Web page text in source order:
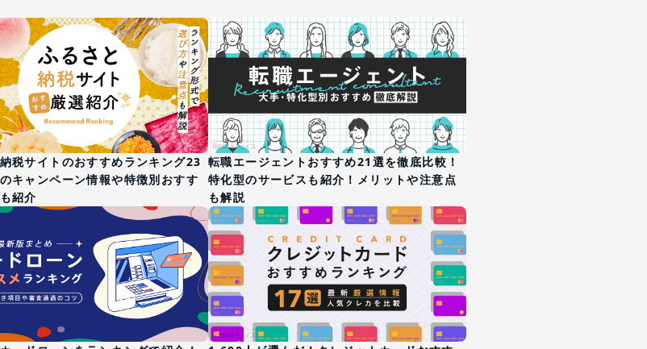
税サイトのおすすめランキング23
キャンペーン情報や特徴別おすす
紹介
転職エージェントおすすめ21選を徹底比較！
特化型のサービスも紹介！メリットや注意点
も解説